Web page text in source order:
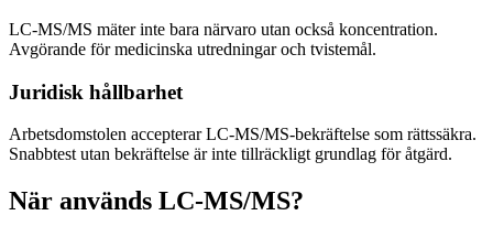
LC-MS/MS mäter inte bara närvaro utan också koncentration.
Avgörande för medicinska utredningar och tvistemål.
Juridisk hållbarhet
Arbetsdomstolen accepterar LC-MS/MS-bekräftelse som rättssäkra.
Snabbtest utan bekräftelse är inte tillräckligt grundlag för åtgärd.
När används LC-MS/MS?